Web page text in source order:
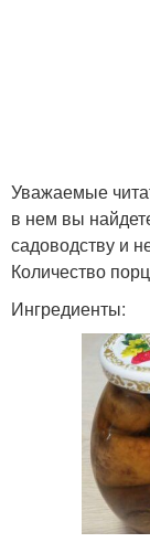
Уважаемые
в нем вы
садоводству и
Количество
Ингредиенты: